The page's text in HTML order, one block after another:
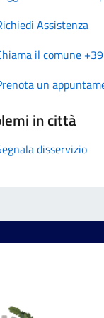
Assistenza
il comune
un
in città
disservizio